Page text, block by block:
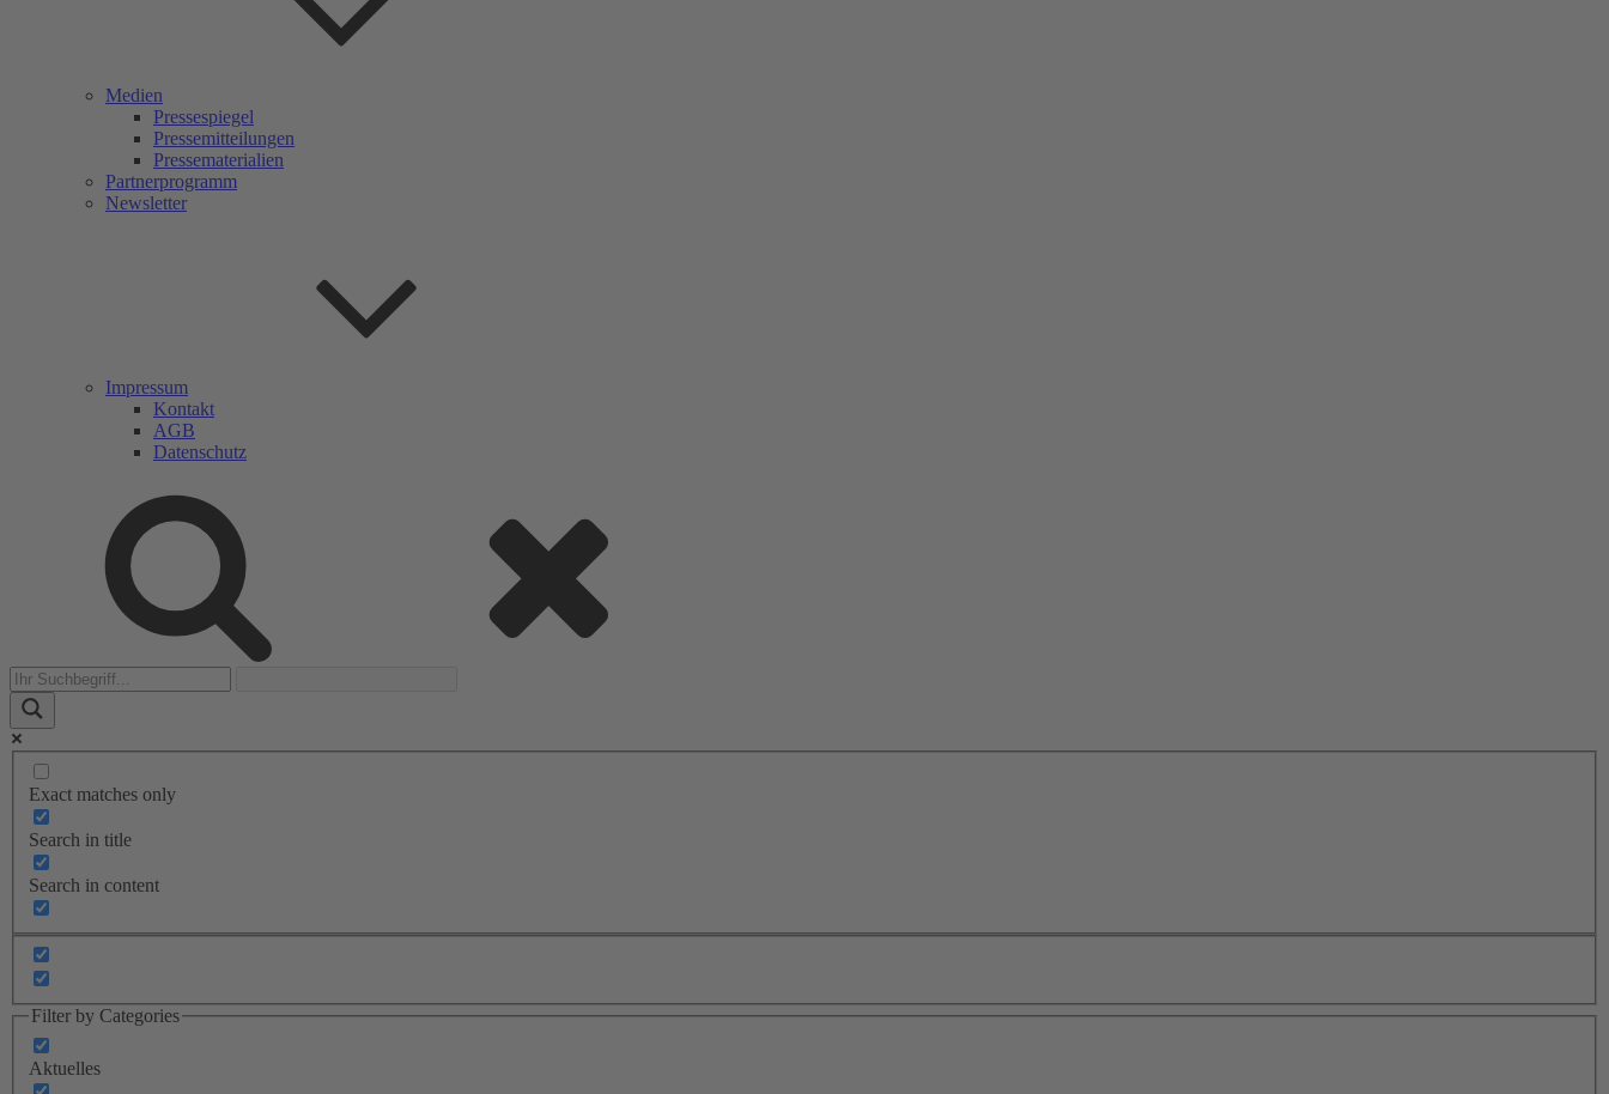
Medien
Pressespiegel
Pressemitteilungen
Pressematerialien
Partnerprogramm
Newsletter
Impressum
Kontakt
AGB
Datenschutz
Exact matches only
Search in title
Search in content
Filter by Categories
Aktuelles